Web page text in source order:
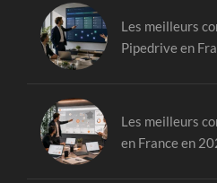
Les meilleurs
Pipedrive en
Les meilleurs
en France en